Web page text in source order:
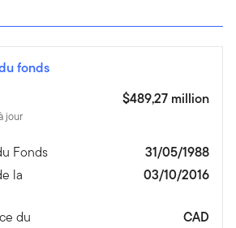
fonds
$489,27 million
Fonds
31/05/1988
la
03/10/2016
du
CAD